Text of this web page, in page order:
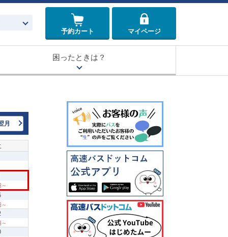
予約カート
マイページ
困ったときは？
月
～
～
～